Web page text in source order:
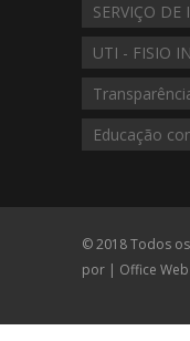
SERVIÇO DE
UTI - FISIO
Educação
© 2018 Todos
por | Office Web